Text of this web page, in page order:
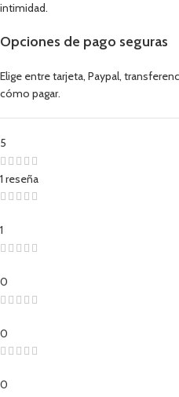
intimidad.
Opciones de pago seguras
Elige entre tarjeta, Paypal,
cómo pagar.
5
1 reseña
1
0
0
0